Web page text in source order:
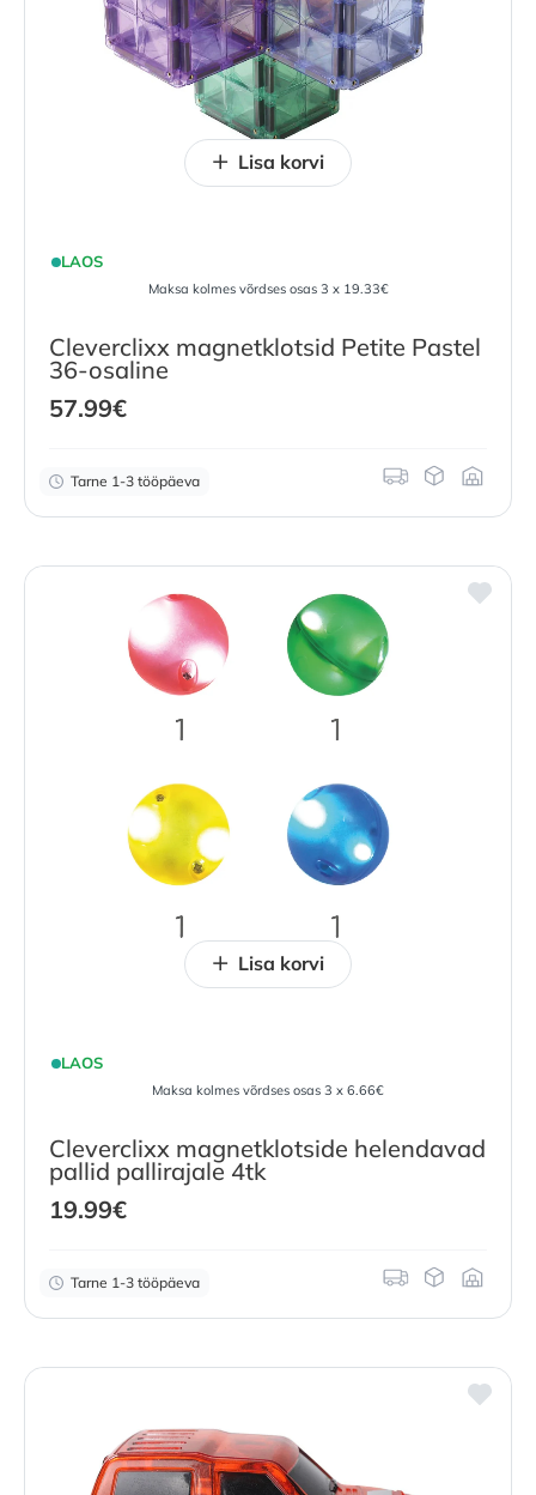
LAOS
Maksa kolmes võrdses osas 3 x 19.33€
Cleverclixx magnetklotsid Petite Pastel
36-osaline
57.99€
Tarne 1-3 tööpäeva
Lisa korvi
LAOS
Maksa kolmes võrdses osas 3 x 6.66€
Cleverclixx magnetklotside helendavad
pallid pallirajale 4tk
19.99€
Tarne 1-3 tööpäeva
Lisa korvi